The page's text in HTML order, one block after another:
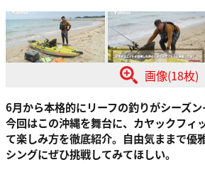
画像(18枚)
6月から本格的にリーフの釣りがシーズン
今回はこの沖縄を舞台に、カヤックフィ
て楽しみ方を徹底紹介。自由気ままで優
シングにぜひ挑戦してみてほしい。